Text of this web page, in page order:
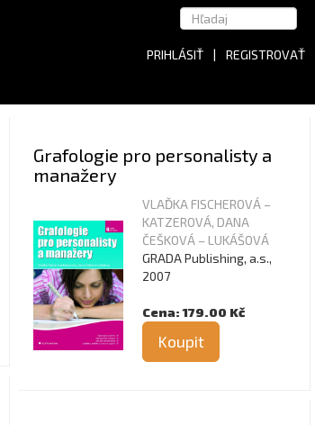
PRIHLÁSIŤ | REGISTROVAŤ
Grafologie pro personalisty a
manažery
VLAĎKA FISCHEROVÁ –
KATZEROVÁ, DANA
ČEŠKOVÁ – LUKÁŠOVÁ
GRADA Publishing, a.s.,
2007
Cena: 179.00 Kč
Koupit